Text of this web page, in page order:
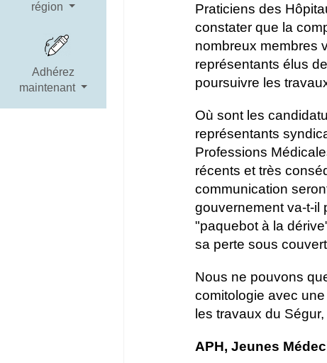
région
Adhérez
maintenant
Praticiens des
constater que la
nombreux membres
représentants élus
poursuivre les
Où sont les
représentants
Professions
récents et très
communication
gouvernement va-t-il
"paquebot à la
sa perte sous
Nous ne pouvons
comitologie avec une
les travaux du
APH, Jeunes